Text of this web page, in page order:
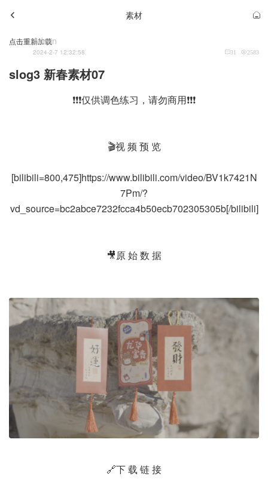
素材
点击重新加载
Admin
2024-2-7 12:32:58 31 2583
slog3 新春素材07
❗❗❗仅供调色练习，请勿商用❗❗❗
🎬视 频 预 览
[bilibili=800,475]https://www.bilibili.com/video/BV1k7421N
7Pm/?
vd_source=bc2abce7232fcca4b50ecb702305305b[/bilibili]
🎥原 始 数 据
🔗下 载 链 接